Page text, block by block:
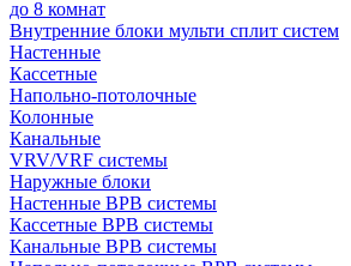
до 8 комнат
Внутренние блоки мульти сплит систем
Настенные
Кассетные
Напольно-потолочные
Колонные
Канальные
VRV/VRF системы
Наружные блоки
Настенные ВРВ системы
Кассетные ВРВ системы
Канальные ВРВ системы